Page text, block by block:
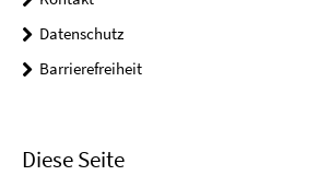
Datenschutz
Barrierefreiheit
Diese Seite